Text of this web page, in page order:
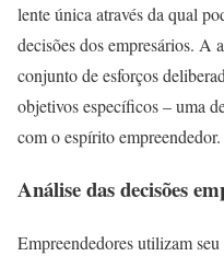
lente única através da qual
decisões dos empresários. A
conjunto de esforços
objetivos específicos – uma
com o espírito empreendedor.
Análise das decisões
Empreendedores utilizam